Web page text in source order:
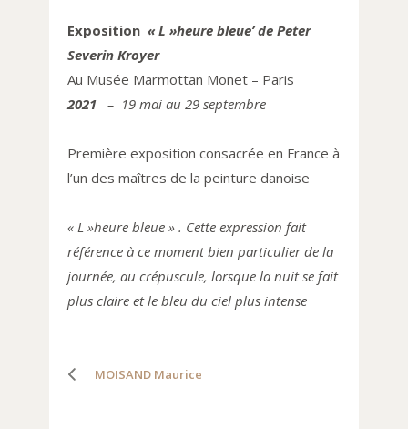
Exposition « L »heure bleue’ de Peter
Severin Kroyer
Au Musée Marmottan Monet – Paris
2021 – 19 mai au 29 septembre
Première exposition consacrée en France à
l’un des maîtres de la peinture danoise
« L »heure bleue » . Cette expression fait
référence à ce moment bien particulier de la
journée, au crépuscule, lorsque la nuit se fait
plus claire et le bleu du ciel plus intense
MOISAND Maurice